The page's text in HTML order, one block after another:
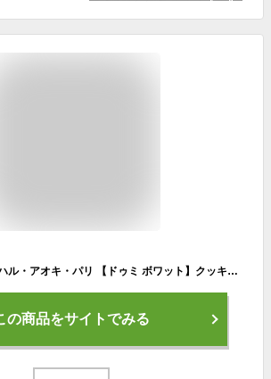
パティスリー・サダハル・アオキ・パリ 【ドゥミ ボワット】クッキー ギフト お菓子 焼き菓子 手提げ袋付き サダハルアオキ バレンタイン
の商品をサイトでみる